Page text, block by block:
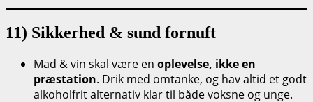
11) Sikkerhed & sund fornuft
Mad & vin skal være en oplevelse, ikke en
præstation. Drik med omtanke, og hav altid et godt
alkoholfrit alternativ klar til både voksne og unge.